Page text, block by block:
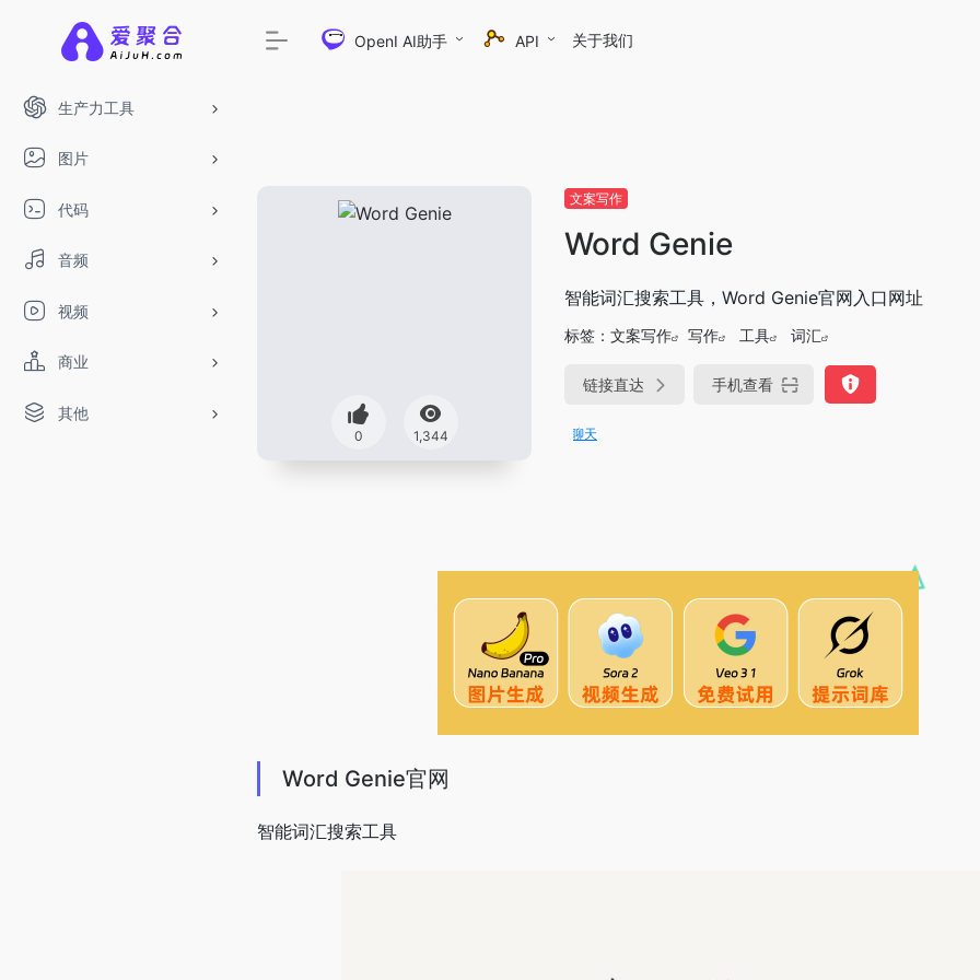
生产力工具
图片
代码
音频
视频
商业
其他
OpenI AI助手 API 关于我们
0 1,344
文案写作
Word Genie
智能词汇搜索工具，Word Genie官网入口网址
标签： 文案写作 写作 工具 词汇
链接直达 手机查看
Word Genie官网
智能词汇搜索工具